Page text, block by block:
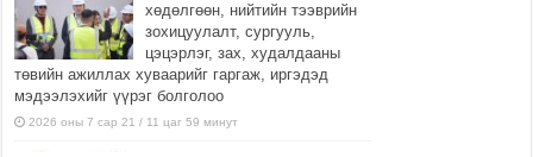
хөдөлгөөн, нийтийн тээврийн
зохицуулалт, сургууль,
цэцэрлэг, зах, худалдааны
төвийн ажиллах хуваарийг гаргаж, иргэдэд
мэдээлэхийг үүрэг болголоо
2026 оны 7 сар 21 / 11 цаг 59 минут